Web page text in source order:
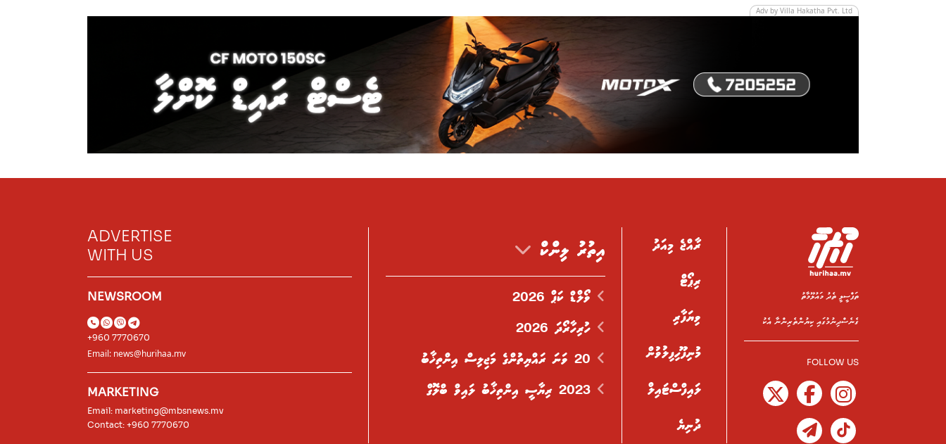
Adv by Villa Hakatha Pvt. Ltd
ތަފްސީލީ ތެދު މައުލޫމާތު
ގެނެސްދިނުމުގައި ކިޔުންތެރިންނާ އެކު
FOLLOW US
ރާއްޖެ މިއަދު
ރިޕޯޓް
ވިޔަފާރި
މުނިފޫހިފިލުވުން
ލައިފްސްޓައިލް
ދުނިޔެ
އިތުރު ލިންކް
ވޯލްޑް ކަޕް 2026
ހުރިހާރޯދަ 2026
ADVERTISE
WITH US
NEWSROOM
+960 7770670
Email: news@hurihaa.mv
MARKETING
Email: marketing@mbsnews.mv
Contact: +960 7770670